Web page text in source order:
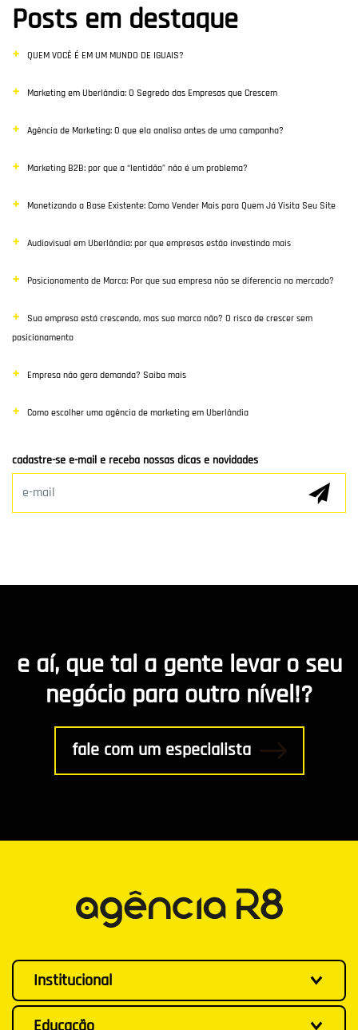
Blog
Vendas
Destaque
Inbound Marketing
Desenvolvimento Web
Google Ads
E-commerce
Poisiconamento e Branding
SEO
Marketing Digital
Desenvolvimento de app
R8 Indica
Gestão
Posts em destaque
QUEM VOCÊ É EM UM MUNDO DE IGUAIS?
Marketing em Uberlândia: O Segredo das Empresas que Crescem
Agência de Marketing: O que ela analisa antes de uma campanha?
Marketing B2B: por que a “lentidão” não é um problema?
Monetizando a Base Existente: Como Vender Mais para Quem Já Visita Seu Site
Audiovisual em Uberlândia: por que empresas estão investindo mais
Posicionamento de Marca: Por que sua empresa não se diferencia no mercado?
Sua empresa está crescendo, mas sua marca não? O risco de crescer sem
posicionamento
Empresa não gera demanda? Saiba mais
Como escolher uma agência de marketing em Uberlândia
cadastre-se e-mail e receba nossas dicas e novidades
e aí, que tal a gente levar o seu
negócio para outro nível!?
fale com um especialista
Institucional
Educação